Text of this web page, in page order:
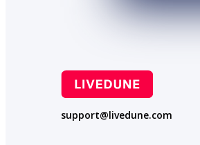
support@livedune.com